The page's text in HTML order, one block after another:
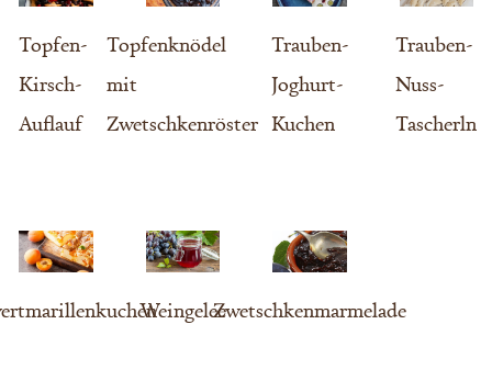
Topfen-
Kirsch-
Auflauf
Topfenknödel
mit
Zwetschkenröster
Trauben-
Joghurt-
Kuchen
Trauben-
Nuss-
Tascherln
WeingeleeZwetschkenmarmelade